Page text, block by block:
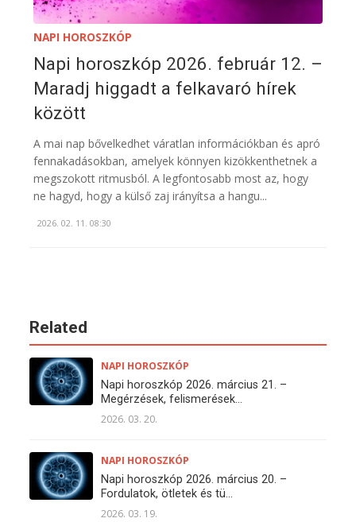
NAPI HOROSZKÓP
Napi horoszkóp 2026. február 12. –
Maradj higgadt a felkavaró hírek
között
A mai nap bővelkedhet váratlan információkban és apró
fennakadásokban, amelyek könnyen kizökkenthetnek a
megszokott ritmusból. A legfontosabb most az, hogy
ne hagyd, hogy a külső zaj irányítsa a hangu...
2026. 02. 11. 08:30
Related
NAPI HOROSZKÓP
Napi horoszkóp 2026. március 21. –
Megérzések, felismerések...
2026. 03. 20.
NAPI HOROSZKÓP
Napi horoszkóp 2026. március 20. –
Fordulatok, ötletek és tü...
2026. 03. 19.